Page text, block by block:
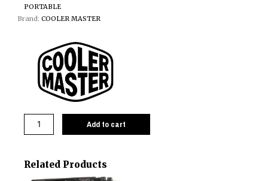
PORTABLE
Brand: COOLER MASTER
Add to cart
Related Products